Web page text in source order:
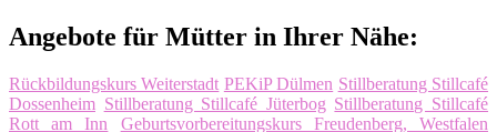
Angebote für Mütter in Ihrer Nähe:
Rückbildungskurs Weiterstadt PEKiP Dülmen Stillberatung Stillcafé
Dossenheim Stillberatung Stillcafé Jüterbog Stillberatung Stillcafé
Rott am Inn
Geburtsvorbereitungskurs Freudenberg, Westfalen